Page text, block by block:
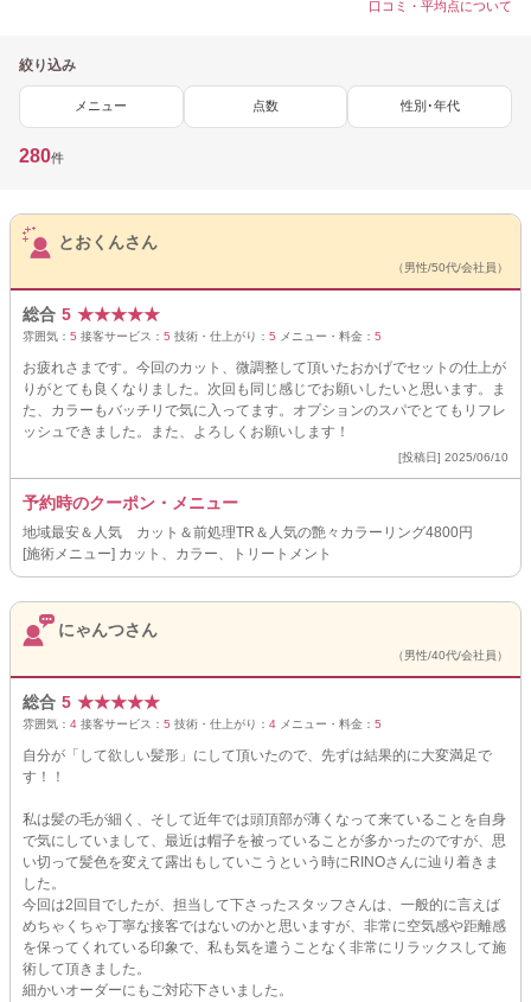
口コミ・平均点について
絞り込み
メニュー 点数 性別･年代
280件
サロンPick Up
とおくんさん
（男性/50代/会社員）
総合 5 ★★★★★
雰囲気： 5 接客サービス： 5 技術・仕上がり： 5 メニュー・料金： 5
お疲れさまです。今回のカット、微調整して頂いたおかげでセットの仕上が
りがとても良くなりました。次回も同じ感じでお願いしたいと思います。ま
た、カラーもバッチリで気に入ってます。オプションのスパでとてもリフレ
ッシュできました。また、よろしくお願いします！
[投稿日] 2025/06/10
予約時のクーポン・メニュー
地域最安＆人気 カット＆前処理TR＆人気の艶々カラーリング4800円
[施術メニュー] カット、カラー、トリートメント
にゃんつさん
（男性/40代/会社員）
総合 5 ★★★★★
雰囲気： 4 接客サービス： 5 技術・仕上がり： 4 メニュー・料金： 5
自分が「して欲しい髪形」にして頂いたので、先ずは結果的に大変満足で
す！！
私は髪の毛が細く、そして近年では頭頂部が薄くなって来ていることを自身
で気にしていまして、最近は帽子を被っていることが多かったのですが、思
い切って髪色を変えて露出もしていこうという時にRINOさんに辿り着きま
した。
今回は2回目でしたが、担当して下さったスタッフさんは、一般的に言えば
めちゃくちゃ丁寧な接客ではないのかと思いますが、非常に空気感や距離感
を保ってくれている印象で、私も気を遣うことなく非常にリラックスして施
術して頂きました。
細かいオーダーにもご対応下さいました。